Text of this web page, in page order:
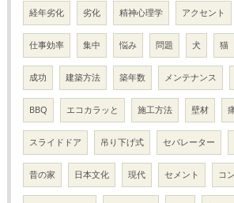
経年劣化 劣化 精神心理学 アクセント
仕事効率 集中 悩み 問題 犬 猫
成功 建築方法 築年数 メンテナンス
BBQ エコカラッと 施工方法 壁材
スライドドア 吊り下げ式 セパレーター
昔の家 日本文化 現代 セメント コ